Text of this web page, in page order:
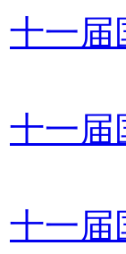
十一
十一
十一